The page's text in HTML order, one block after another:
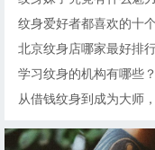
纹身爱好者都喜欢的十
北京纹身店哪家最好排
学习纹身的机构有哪些？
从借钱纹身到成为大师